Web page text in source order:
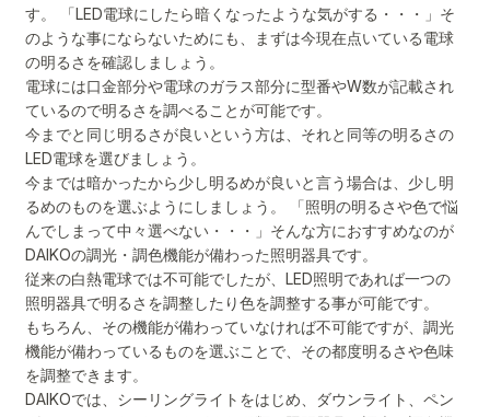
す。 「LED電球にしたら暗くなったような気がする・・・」そ
のような事にならないためにも、まずは今現在点いている電球
の明るさを確認しましょう。
電球には口金部分や電球のガラス部分に型番やW数が記載され
ているので明るさを調べることが可能です。
今までと同じ明るさが良いという方は、それと同等の明るさの
LED電球を選びましょう。
今までは暗かったから少し明るめが良いと言う場合は、少し明
るめのものを選ぶようにしましょう。 「照明の明るさや色で悩
んでしまって中々選べない・・・」そんな方におすすめなのが
DAIKOの調光・調色機能が備わった照明器具です。
従来の白熱電球では不可能でしたが、LED照明であれば一つの
照明器具で明るさを調整したり色を調整する事が可能です。
もちろん、その機能が備わっていなければ不可能ですが、調光
機能が備わっているものを選ぶことで、その都度明るさや色味
を調整できます。
DAIKOでは、シーリングライトをはじめ、ダウンライト、ペン